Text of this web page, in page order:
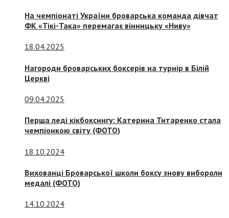
На чемпіонаті України броварська команда дівчат
ФК «Тікі-Така» перемагає вінницьку «Ниву»
18.04.2025
Нагороди броварських боксерів на турнір в Білій
Церкві
09.04.2025
Перша леді кікбоксингу: Катерина Титаренко стала
чемпіонкою світу (ФОТО)
18.10.2024
Вихованці Броварської школи боксу знову вибороли
медалі (ФОТО)
14.10.2024